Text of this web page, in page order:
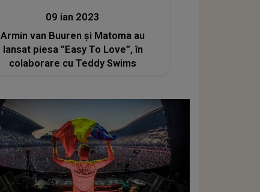
09 ian 2023
Armin van Buuren și Matoma au
lansat piesa ”Easy To Love”, în
colaborare cu Teddy Swims